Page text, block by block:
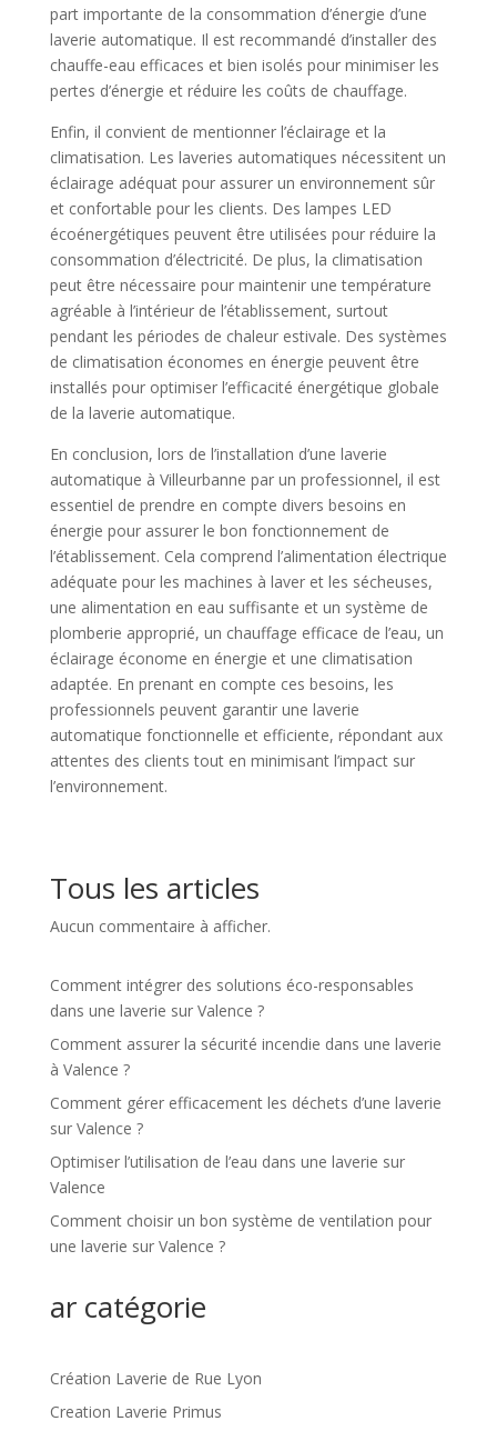
part importante de la consommation d’énergie d’une
laverie automatique. Il est recommandé d’installer des
chauffe-eau efficaces et bien isolés pour minimiser les
pertes d’énergie et réduire les coûts de chauffage.
Enfin, il convient de mentionner l’éclairage et la
climatisation. Les laveries automatiques nécessitent un
éclairage adéquat pour assurer un environnement sûr
et confortable pour les clients. Des lampes LED
écoénergétiques peuvent être utilisées pour réduire la
consommation d’électricité. De plus, la climatisation
peut être nécessaire pour maintenir une température
agréable à l’intérieur de l’établissement, surtout
pendant les périodes de chaleur estivale. Des systèmes
de climatisation économes en énergie peuvent être
installés pour optimiser l’efficacité énergétique globale
de la laverie automatique.
En conclusion, lors de l’installation d’une laverie
automatique à Villeurbanne par un professionnel, il est
essentiel de prendre en compte divers besoins en
énergie pour assurer le bon fonctionnement de
l’établissement. Cela comprend l’alimentation électrique
adéquate pour les machines à laver et les sécheuses,
une alimentation en eau suffisante et un système de
plomberie approprié, un chauffage efficace de l’eau, un
éclairage économe en énergie et une climatisation
adaptée. En prenant en compte ces besoins, les
professionnels peuvent garantir une laverie
automatique fonctionnelle et efficiente, répondant aux
attentes des clients tout en minimisant l’impact sur
l’environnement.
Tous les articles
Aucun commentaire à afficher.
Comment intégrer des solutions éco-responsables
dans une laverie sur Valence ?
Comment assurer la sécurité incendie dans une laverie
à Valence ?
Comment gérer efficacement les déchets d’une laverie
sur Valence ?
Optimiser l’utilisation de l’eau dans une laverie sur
Valence
Comment choisir un bon système de ventilation pour
une laverie sur Valence ?
ar catégorie
Création Laverie de Rue Lyon
Creation Laverie Primus